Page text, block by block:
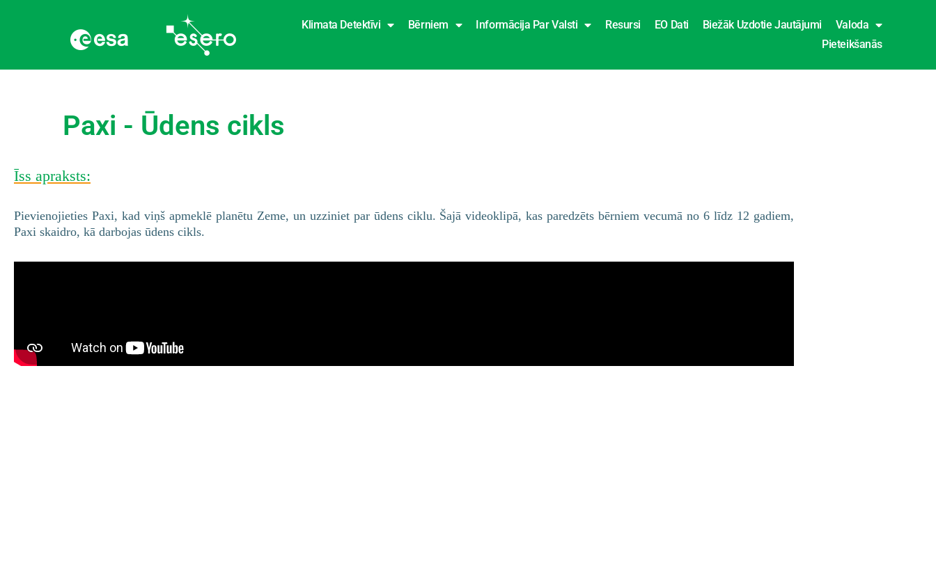
Klimata Detektīvi Bērniem Informācija Par Valsti Resursi EO Dati Biežāk Uzdotie Jautājumi
Valoda
Pieteikšanās
Paxi - Ūdens cikls
Īss apraksts:
Pievienojieties Paxi, kad viņš apmeklē planētu Zeme, un uzziniet par ūdens ciklu. Šajā videoklipā, kas paredzēts bērniem vecumā no 6 līdz 12 gadiem,
Paxi skaidro, kā darbojas ūdens cikls.